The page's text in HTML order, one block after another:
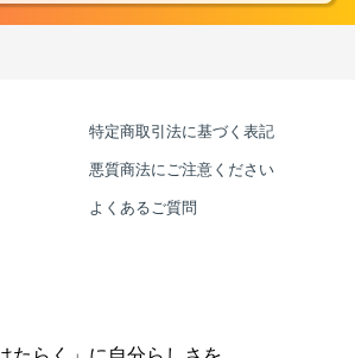
特定商取引法に基づく表記
悪質商法にご注意ください
よくあるご質問